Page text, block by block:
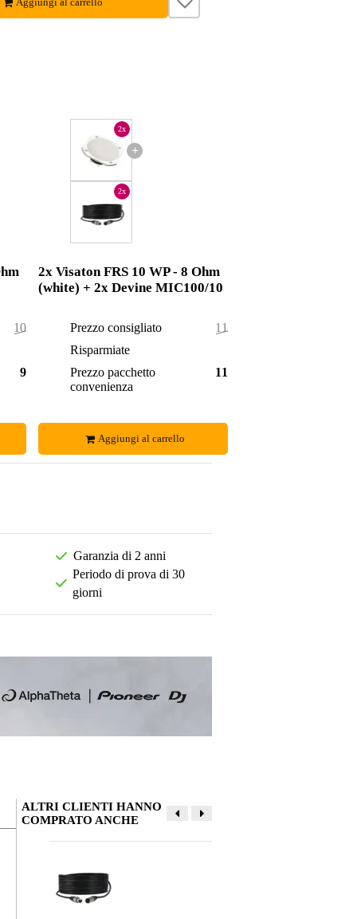
101,50 €
98,00 €
+
2x
2x
2x Visaton FRS 10 WP - 8 Ohm
(white) + 2x Devine MIC100/10
Prezzo consigliato
115,90 €
Risparmiate
Prezzo pacchetto
convenienza
111,00 €
Aggiungi al carrello
Garanzia di 2 anni
Periodo di prova di 30
giorni
Soprannome
ALTRI CLIENTI HANNO
COMPRATO ANCHE